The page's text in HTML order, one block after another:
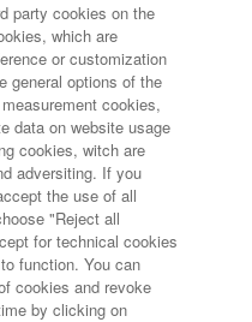
party cookies on the
which are
or customization
general options of the
cookies,
data on website usage
cookies, witch are
adversiting. If you
the use of all
"Reject all
for technical cookies
function. You can
cookies and revoke
by clicking on